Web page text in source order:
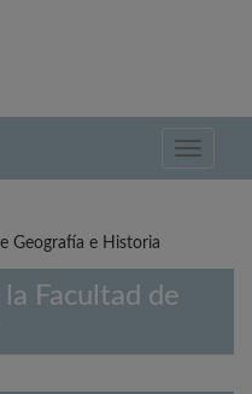
Toggle
Geografía e Historia
Facultad de